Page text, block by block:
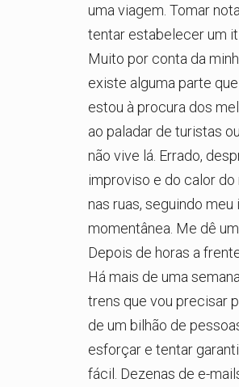
uma viagem. Tomar
tentar estabelecer um
Muito por conta da
existe alguma parte
estou à procura dos
ao paladar de turistas
não vive lá. Errado,
improviso e do calor
nas ruas, seguindo
momentânea. Me dê
Depois de horas a
Há mais de uma
trens que vou precisar
de um bilhão de
esforçar e tentar
fácil. Dezenas de e-